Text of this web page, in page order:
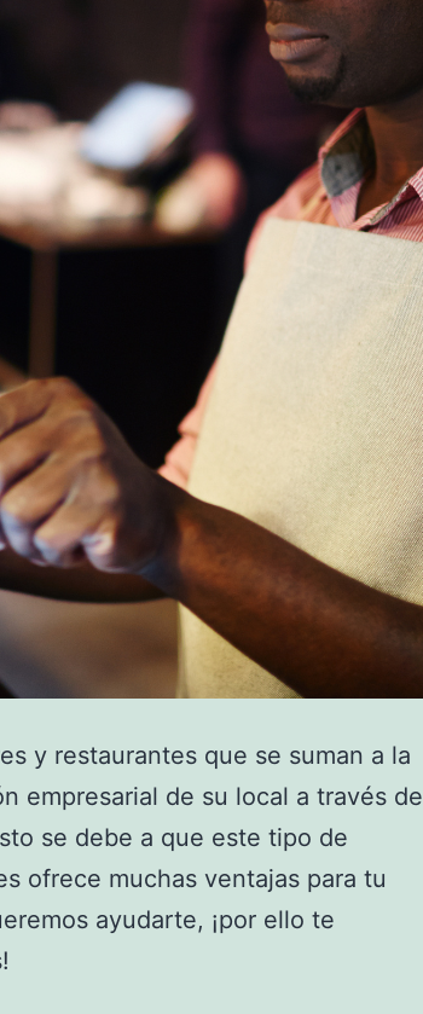
y restaurantes que se suman a la
empresarial de su local a través de
se debe a que este tipo de
ofrece muchas ventajas para tu
ayudarte, ¡por ello te